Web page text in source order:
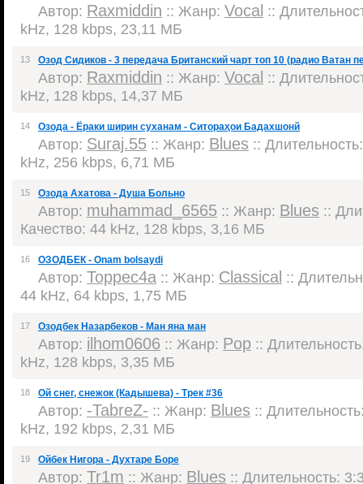
Автор: Raxmiddin :: Жанр: Vocal ::
kHz, 128 kbps, 23,11 МБ
13 Озод Сидиков - 3 передача Британский чарт топ 10 (радио Ватан
Автор: Raxmiddin :: Жанр: Vocal ::
kHz, 128 kbps, 14,37 МБ
14 Озода - Ёраки ширин суханам - Ситораҳои Бадахшонй
Автор: Suraj.55 :: Жанр: Blues ::
kHz, 256 kbps, 6,71 МБ
15 Озода Ахатова - Душа Больно
Автор: muhammad_6565 :: Жанр: Blues ::
Качество: 44 kHz, 128 kbps, 3,16 МБ
16 ОЗОДБЕК - Onam bolsaydi
Автор: Торрес4а :: Жанр: Classical ::
44 kHz, 64 kbps, 1,75 МБ
17 Озодбек Назарбеков - Ман яна ман
Автор: ilhom0606 :: Жанр: Pop ::
kHz, 128 kbps, 3,35 МБ
18 Ой снег, снежок (Кадышева) - Трек #36
Автор: -TabreZ- :: Жанр: Blues ::
kHz, 192 kbps, 2,31 МБ
19 Ойбек Нигора - Духтаре Боре
Автор: Tr1m :: Жанр: Blues :: Длительность: